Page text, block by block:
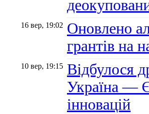
16 вер, 19:02 Оновлено
грантів на
10 вер, 19:15 Відбулося
Україна —
інновацій